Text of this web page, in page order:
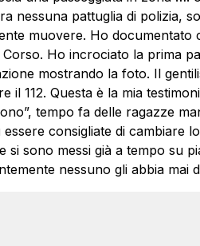
nessuna pattuglia di polizia,
muovere. Ho
Ho incrociato la prima
mostrando la foto. Il
il 112. Questa è la mia
tempo fa delle ragazze
essere consigliate di cambiare
si sono messi già a tempo su
nessuno gli abbia mai